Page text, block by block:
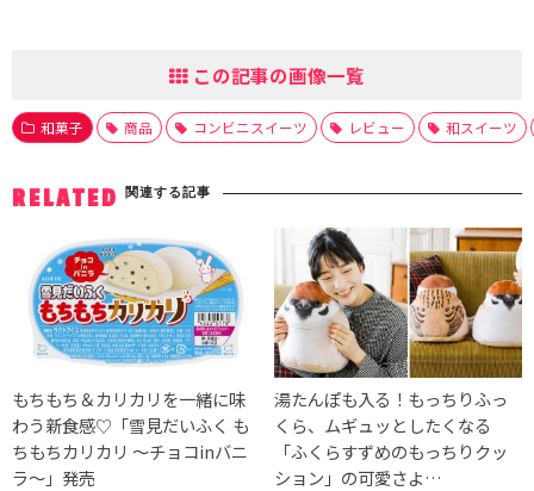
この記事の画像一覧
和菓子 商品 コンビニスイーツ レビュー 和スイーツ
RELATED 関連する記事
もちもち＆カリカリを一緒に味
わう新食感♡「雪見だいふく も
ちもちカリカリ ～チョコinバニ
ラ～」発売
湯たんぽも入る！もっちりふっ
くら、ムギュッとしたくなる
「ふくらすずめのもっちりクッ
ション」の可愛さよ…